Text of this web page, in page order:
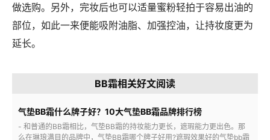
做选购。另外，完妆后也可以适量蜜粉轻拍于容易出油的
部位，如此一来便能吸附油脂、加强控油，让持妆度更为
延长。
BB霜相关好文阅读
气垫BB霜什么牌子好？10大气垫BB霜品牌排行榜
- 和普通的BB霜相比，气垫BB霜的持妆能力更长，遮瑕能力更出色。那
么在琳琅满目的品牌中，气垫BB霜哪个牌子好用?遮瑕效果好的气垫bb霜